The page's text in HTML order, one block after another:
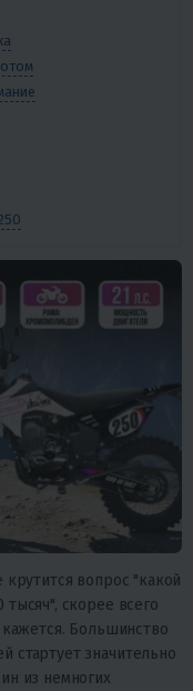
вопрос "какой
скорее всего
Большинство
стартует значительно
из немногих